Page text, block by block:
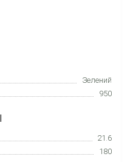
Зелений
950
21.6
180